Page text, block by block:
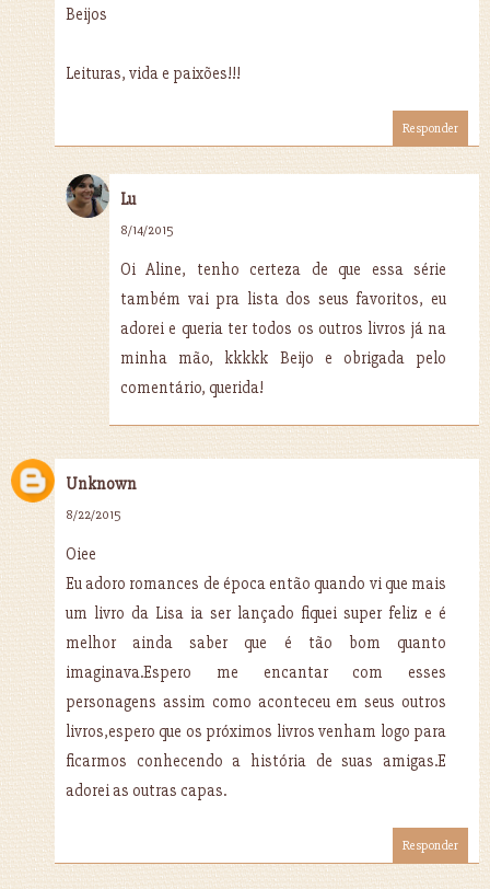
Beijos
Leituras, vida e paixões!!!
Responder
Lu
8/14/2015
Oi Aline, tenho certeza de que essa série
também vai pra lista dos seus favoritos, eu
adorei e queria ter todos os outros livros já na
minha mão, kkkkk Beijo e obrigada pelo
comentário, querida!
Unknown
8/22/2015
Oiee
Eu adoro romances de época então quando vi que mais
um livro da Lisa ia ser lançado fiquei super feliz e é
melhor ainda saber que é tão bom quanto
imaginava.Espero me encantar com esses
personagens assim como aconteceu em seus outros
livros,espero que os próximos livros venham logo para
ficarmos conhecendo a história de suas amigas.E
adorei as outras capas.
Responder